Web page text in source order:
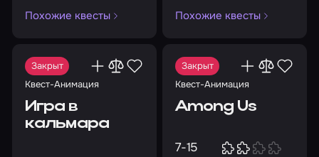
Похожие квесты
Похожие квесты
Закрыт
Квест-Анимация
Игра в
кальмара
Закрыт
Квест-Анимация
Among Us
7-15